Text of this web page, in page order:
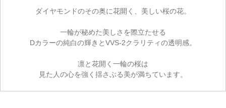
ダイヤモンドのその奥に花開く、美しい桜の花。
一輪が秘めた美しさを際立たせる
Dカラーの純白の輝きとVVS-2クラリティの透明感。
凛と花開く一輪の桜は
見た人の心を強く揺さぶる美が満ちています。